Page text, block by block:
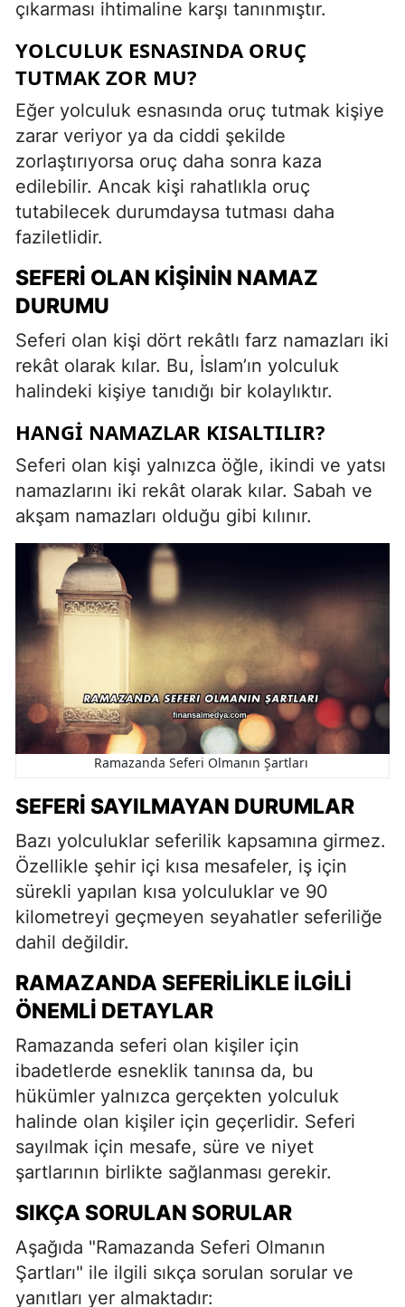
çıkarması ihtimaline karşı tanınmıştır.
YOLCULUK ESNASINDA ORUÇ
TUTMAK ZOR MU?
Eğer yolculuk esnasında oruç tutmak kişiye
zarar veriyor ya da ciddi şekilde
zorlaştırıyorsa oruç daha sonra kaza
edilebilir. Ancak kişi rahatlıkla oruç
tutabilecek durumdaysa tutması daha
faziletlidir.
SEFERI OLAN KIŞININ NAMAZ
DURUMU
Seferi olan kişi dört rekâtlı farz namazları iki
rekât olarak kılar. Bu, İslam’ın yolculuk
halindeki kişiye tanıdığı bir kolaylıktır.
HANGI NAMAZLAR KISALTILIR?
Seferi olan kişi yalnızca öğle, ikindi ve yatsı
namazlarını iki rekât olarak kılar. Sabah ve
akşam namazları olduğu gibi kılınır.
Ramazanda Seferi Olmanın Şartları
SEFERI SAYILMAYAN DURUMLAR
Bazı yolculuklar seferilik kapsamına girmez.
Özellikle şehir içi kısa mesafeler, iş için
sürekli yapılan kısa yolculuklar ve 90
kilometreyi geçmeyen seyahatler seferiliğe
dahil değildir.
RAMAZANDA SEFERILIKLE İLGILI
ÖNEMLI DETAYLAR
Ramazanda seferi olan kişiler için
ibadetlerde esneklik tanınsa da, bu
hükümler yalnızca gerçekten yolculuk
halinde olan kişiler için geçerlidir. Seferi
sayılmak için mesafe, süre ve niyet
şartlarının birlikte sağlanması gerekir.
SIKÇA SORULAN SORULAR
Aşağıda "Ramazanda Seferi Olmanın
Şartları" ile ilgili sıkça sorulan sorular ve
yanıtları yer almaktadır: